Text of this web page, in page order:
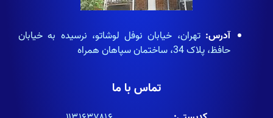
آدرس: تهران، خیابان نوفل لوشاتو، نرسیده به خیابان
حافظ، پلاک 34، ساختمان سپاهان همراه
تماس با ما